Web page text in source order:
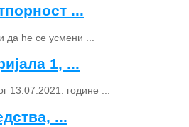
...
да ће се усмени ...
1, ...
13.07.2021. године ...
...